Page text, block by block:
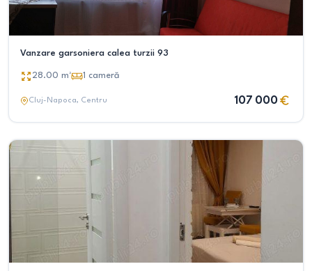
Vanzare garsoniera calea turzii 93
28.00 m² 1 cameră
Cluj-Napoca, Centru 107 000